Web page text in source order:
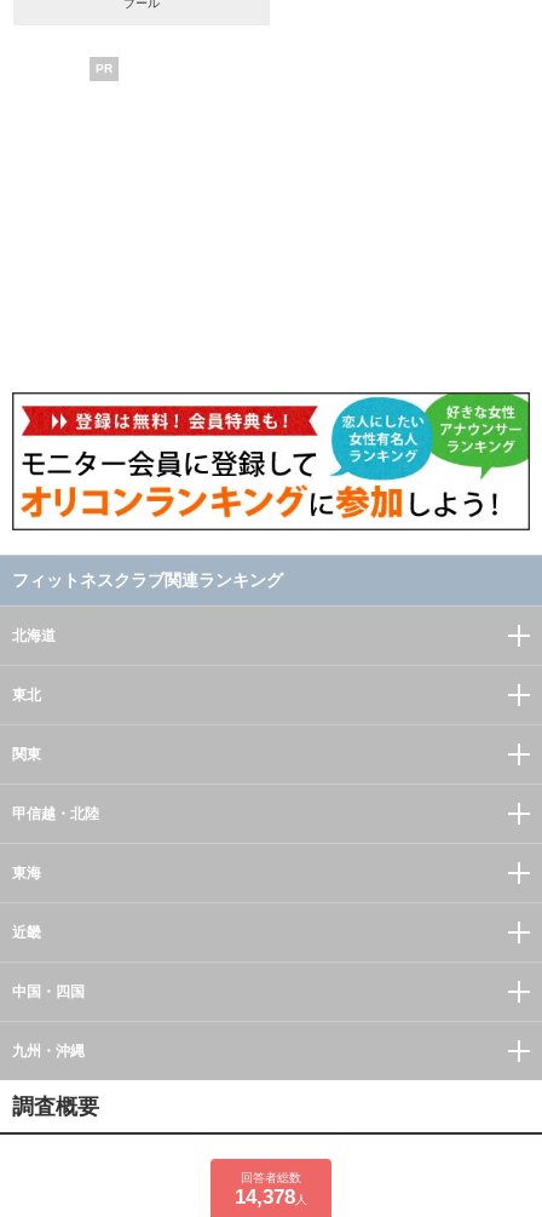
プール
PR
フィットネスクラブ関連ランキング
北海道
東北
関東
甲信越・北陸
東海
近畿
中国・四国
九州・沖縄
調査概要
回答者総数
14,378 人